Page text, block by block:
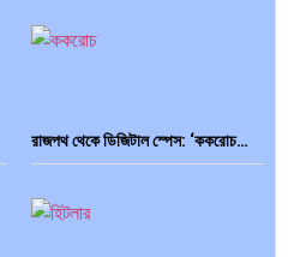
রাজপথ থেকে ডিজিটাল স্পেস: ‘ককরোচ…